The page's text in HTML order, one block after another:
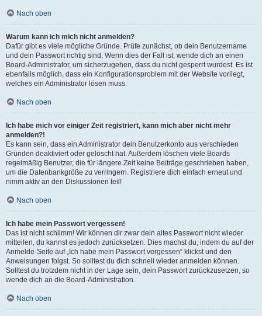
Nach oben
Warum kann ich mich nicht anmelden?
Dafür gibt es viele mögliche Gründe. Prüfe zunächst, ob dein Benutzername
und dein Passwort richtig sind. Wenn dies der Fall ist, wende dich an einen
Board-Administrator, um sicherzugehen, dass du nicht gesperrt wurdest. Es ist
ebenfalls möglich, dass ein Konfigurationsproblem mit der Website vorliegt,
welches ein Administrator lösen muss.
Nach oben
Ich habe mich vor einiger Zeit registriert, kann mich aber nicht mehr
anmelden?!
Es kann sein, dass ein Administrator dein Benutzerkonto aus verschieden
Gründen deaktiviert oder gelöscht hat. Außerdem löschen viele Boards
regelmäßig Benutzer, die für längere Zeit keine Beiträge geschrieben haben,
um die Datenbankgröße zu verringern. Registriere dich einfach erneut und
nimm aktiv an den Diskussionen teil!
Nach oben
Ich habe mein Passwort vergessen!
Das ist nicht schlimm! Wir können dir zwar dein altes Passwort nicht wieder
mitteilen, du kannst es jedoch zurücksetzen. Dies machst du, indem du auf der
Anmelde-Seite auf „Ich habe mein Passwort vergessen“ klickst und den
Anweisungen folgst. So solltest du dich schnell wieder anmelden können.
Solltest du trotzdem nicht in der Lage sein, dein Passwort zurückzusetzen, so
wende dich an die Board-Administration.
Nach oben